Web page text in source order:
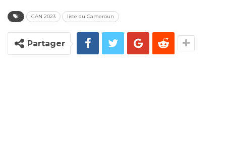
CAN 2023 liste du Cameroun
Partager